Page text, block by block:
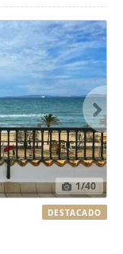
1/40
DESTACADO